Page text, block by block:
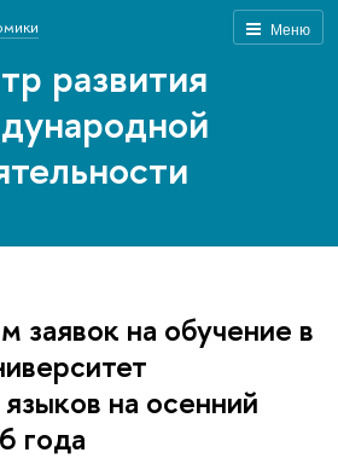
Меню
развития
заявок на обучение
на осенний
года